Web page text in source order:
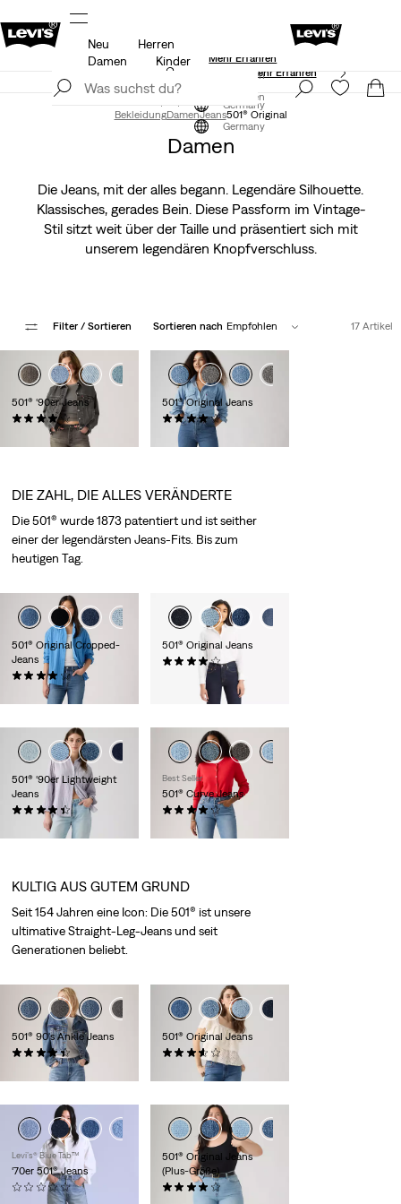
Aktualisierte Versand- und Rückgabebedingungen
Mehr Erfahren
Jetzt registrieren
Germany
Neu
Herren
Damen
Kinder
Levi’s® App. Best of Levi’s® für dich
Mehr Erfahren
Jetzt registrieren
Germany
BekleidungDamenJeans501® Original
Damen
Die Jeans, mit der alles begann. Legendäre Silhouette.
Klassisches, gerades Bein. Diese Passform im Vintage-
Stil sitzt weit über der Taille und präsentiert sich mit
unserem legendären Knopfverschluss.
Filter / Sortieren Sortieren nach Empfohlen 17 Artikel
+2
501® ‘90er Jeans
(542)
119,95 €
501® Original Jeans
(1177)
109,95 €
+2
501® Original Cropped-
Jeans
(301)
119,95 €
501® Original Jeans
(1704)
501® ‘90er Lightweight
Jeans
(74)
119,95 €
Best Seller
501® Curve Jeans
(702)
119,95 €
501® 90's Ankle Jeans
(334)
119,95 €
501® Original Jeans
(68)
119,95 €
Levi’s® Blue Tab™
‘70er 501® Jeans
(0)
501® Original Jeans
(Plus-Größe)
DIE ZAHL, DIE ALLES VERÄNDERTE
Die 501® wurde 1873 patentiert und ist seither
einer der legendärsten Jeans-Fits. Bis zum
heutigen Tag.
KULTIG AUS GUTEM GRUND
Seit 154 Jahren eine Icon: Die 501® ist unsere
ultimative Straight-Leg-Jeans und seit
Generationen beliebt.